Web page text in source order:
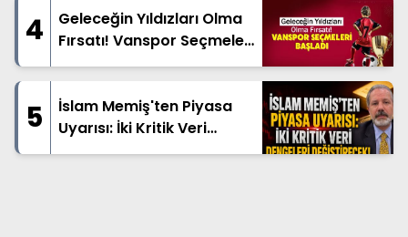
4
Geleceğin Yıldızları Olma
Fırsatı! Vanspor Seçmeleri
Başladı
5
İslam Memiş'ten Piyasa
Uyarısı: İki Kritik Veri
Dengeleri Değiştirecek!